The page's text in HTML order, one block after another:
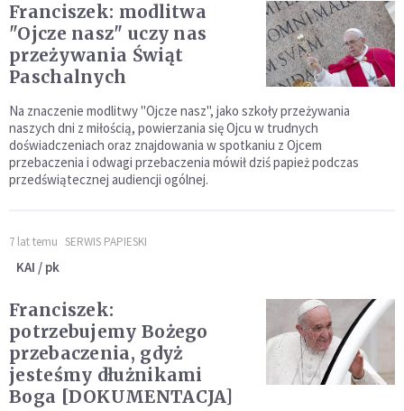
Franciszek: modlitwa
"Ojcze nasz" uczy nas
przeżywania Świąt
Paschalnych
Na znaczenie modlitwy "Ojcze nasz", jako szkoły przeżywania
naszych dni z miłością, powierzania się Ojcu w trudnych
doświadczeniach oraz znajdowania w spotkaniu z Ojcem
przebaczenia i odwagi przebaczenia mówił dziś papież podczas
przedświątecznej audiencji ogólnej.
7 lat temu SERWIS PAPIESKI
KAI / pk
Franciszek:
potrzebujemy Bożego
przebaczenia, gdyż
jesteśmy dłużnikami
Boga [DOKUMENTACJA]